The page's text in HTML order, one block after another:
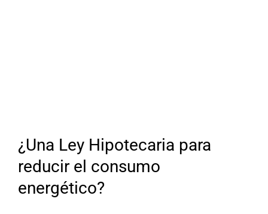
¿Una Ley Hipotecaria para
reducir el consumo
energético?